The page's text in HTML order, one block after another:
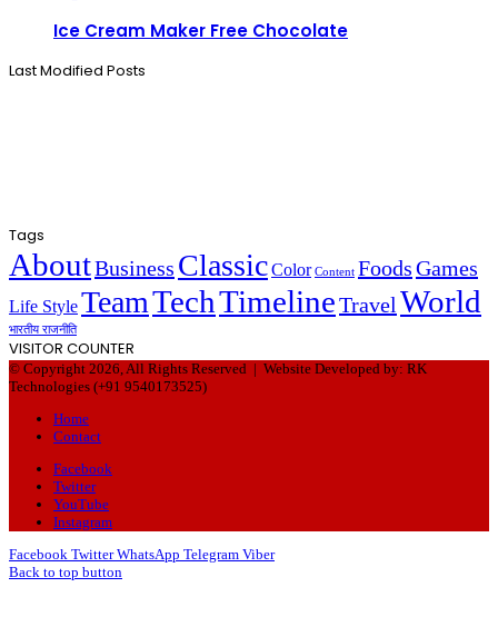
Ice Cream Maker Free Chocolate
Last Modified Posts
Tags
AboutBusiness ClassicColor Content FoodsGames
Life StyleTeamTechTimelineTravel World
भारतीय राजनीति
VISITOR COUNTER
© Copyright 2026, All Rights Reserved | Website Developed by: RK
Technologies (+91 9540173525)
Home
Contact
Facebook
Twitter
YouTube
Instagram
Facebook Twitter WhatsApp Telegram Viber
Back to top button